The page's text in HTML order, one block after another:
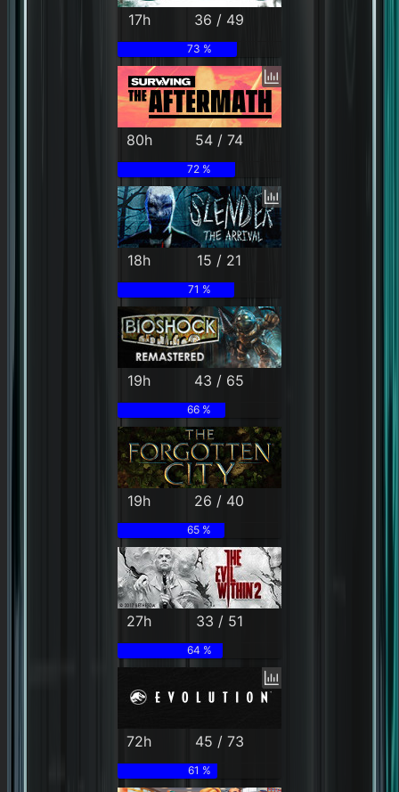
17h 36 / 49
73 %
80h 54 / 74
72 %
18h 15 / 21
71 %
19h 43 / 65
66 %
19h 26 / 40
65 %
27h 33 / 51
64 %
72h 45 / 73
61 %